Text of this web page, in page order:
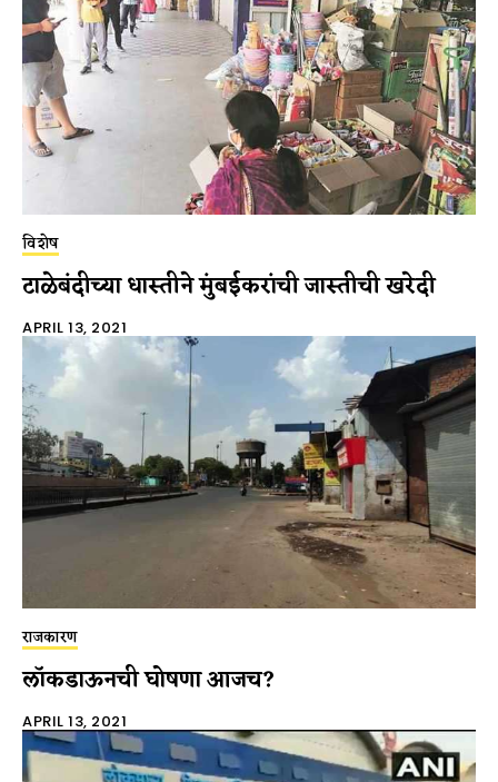
विशेष
टाळेबंदीच्या धास्तीने मुंबईकरांची जास्तीची खरेदी
APRIL 13, 2021
राजकारण
लॉकडाऊनची घोषणा आजच?
APRIL 13, 2021